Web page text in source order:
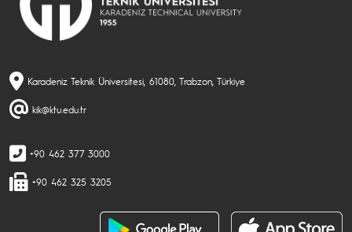
Karadeniz Teknik Üniversitesi, 61080, Trabzon, Türkiye
kik@ktu.edu.tr
+90 462 377 3000
+90 462 325 3205